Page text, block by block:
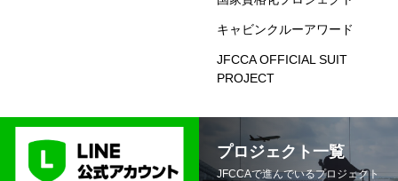
キャビンクルーアワード
JFCCA OFFICIAL SUIT
PROJECT
プロジェクト一覧
JFCCAで進んでいるプロジェクト